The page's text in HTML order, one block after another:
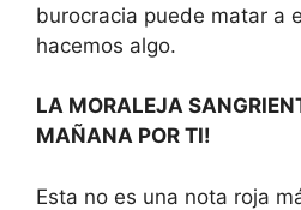
burocracia puede matar a
hacemos algo.
LA MORALEJA
MAÑANA POR TI!
Esta no es una nota roja